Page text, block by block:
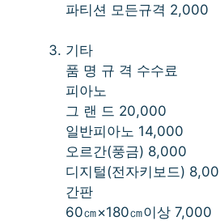
파티션 모든규격 2,000
기타
품 명 규 격 수수료
피아노
그 랜 드 20,000
일반피아노 14,000
오르간(풍금) 8,000
디지털(전자키보드)
간판
60㎝×180㎝이상 7,000